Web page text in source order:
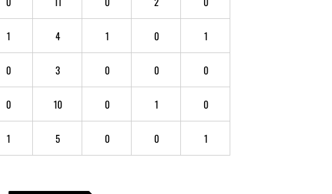
1 4 1 0 1
0 3 0 0 0
0 10 0 1 0
1 5 0 0 1